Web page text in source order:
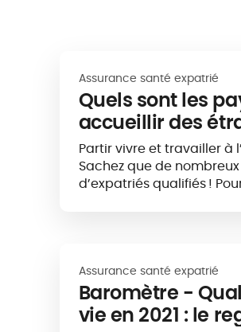
Assurance santé expatrié
Quels sont les
accueillir des
Partir vivre et travailler à
Sachez que de
d’expatriés qualifiés !
Assurance santé expatrié
Baromètre -
vie en 2021 : le